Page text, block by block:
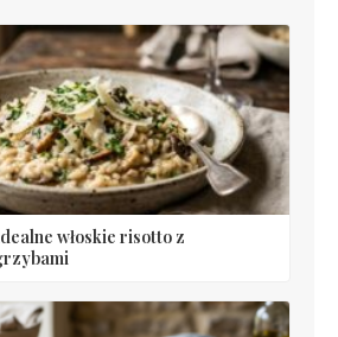
włoskie risotto z